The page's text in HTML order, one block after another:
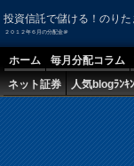
投資信託で儲ける！のり
２０１２年６月の分配金＠
ホーム 毎月分配コラム
ネット証券
人気blogﾗﾝｷ